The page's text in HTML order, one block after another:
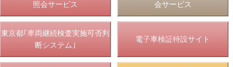
照会サービス
会サービス
東京都｢車両継続検査実施可否判
断システム｣
電子車検証特設サイト